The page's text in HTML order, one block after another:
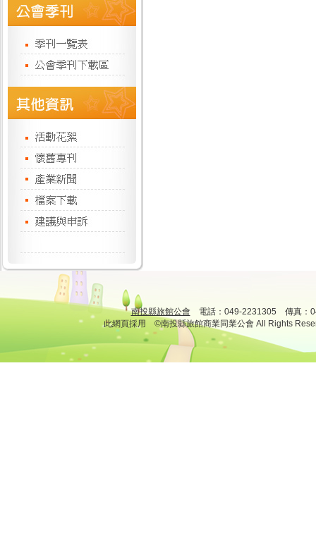
南投縣旅館公會 電話：049-2231305 傳真：
此網頁採用 ©南投縣旅館商業同業公會 All Rights